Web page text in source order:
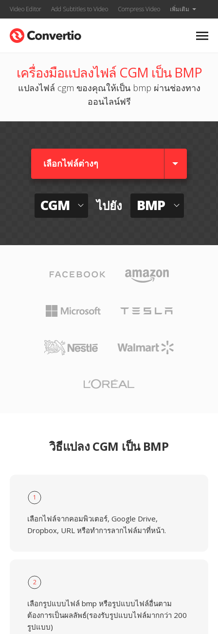
Video Editor Add Subtitles to Video Compress Video เพิ่มเติม
เครื่องมือแปลงไฟล์ CGM เป็น BMP
แปลงไฟล์ cgm ของคุณให้เป็น bmp ผ่านช่องทาง
ออนไลน์ฟรี
เลือกไฟล์ต่างๆ​
CGM ไปยัง BMP
วิธีแปลง CGM เป็น BMP
1
เลือกไฟล์จากคอมพิวเตอร์, Google Drive,
Dropbox, URL หรือทำการลากไฟล์มาที่หน้า.
2
เลือกรูปแบบไฟล์ bmp หรือรูปแบบไฟล์อื่นตาม
ต้องการเป็นผลลัพธ์(รองรับรูปแบบไฟล์มากกว่า 200
รูปแบบ)